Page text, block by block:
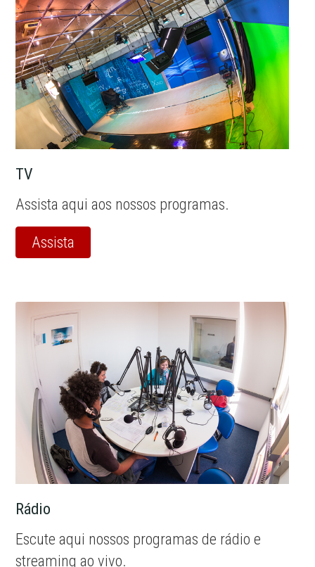
TV
Assista aqui aos nossos programas.
Assista
Rádio
Escute aqui nossos programas de rádio e
streaming ao vivo.